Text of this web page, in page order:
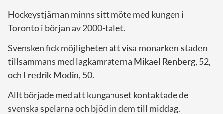
Hockeystjärnan minns sitt möte med kungen i
Toronto i början av 2000-talet.
Svensken fick möjligheten attvisa monarken staden
tillsammans med lagkamraterna Mikael Renberg, 52,
och Fredrik Modin, 50.
Allt började med att kungahuset kontaktade de
svenska spelarna och bjöd in dem till middag.